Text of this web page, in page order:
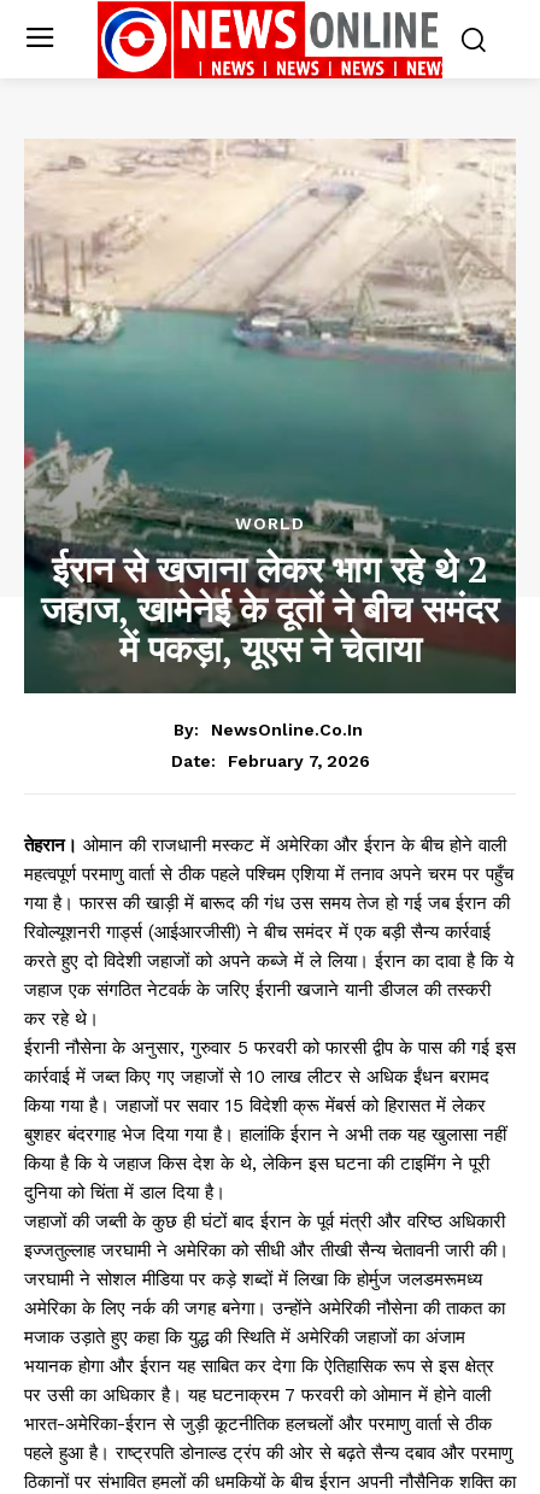
WORLD
ईरान से खजाना लेकर भाग रहे थे 2
जहाज, खामेनेई के दूतों ने बीच समंदर
में पकड़ा, यूएस ने चेताया
By:
NewsOnline.co.in
Date:
February 7, 2026
तेहरान। ओमान की राजधानी मस्कट में अमेरिका और ईरान के बीच होने वाली
महत्वपूर्ण परमाणु वार्ता से ठीक पहले पश्चिम एशिया में तनाव अपने चरम पर पहुँच
गया है। फारस की खाड़ी में बारूद की गंध उस समय तेज हो गई जब ईरान की
रिवोल्यूशनरी गार्ड्स (आईआरजीसी) ने बीच समंदर में एक बड़ी सैन्य कार्रवाई
करते हुए दो विदेशी जहाजों को अपने कब्जे में ले लिया। ईरान का दावा है कि ये
जहाज एक संगठित नेटवर्क के जरिए ईरानी खजाने यानी डीजल की तस्करी
कर रहे थे।
ईरानी नौसेना के अनुसार, गुरुवार 5 फरवरी को फारसी द्वीप के पास की गई इस
कार्रवाई में जब्त किए गए जहाजों से 10 लाख लीटर से अधिक ईंधन बरामद
किया गया है। जहाजों पर सवार 15 विदेशी क्रू मेंबर्स को हिरासत में लेकर
बुशहर बंदरगाह भेज दिया गया है। हालांकि ईरान ने अभी तक यह खुलासा नहीं
किया है कि ये जहाज किस देश के थे, लेकिन इस घटना की टाइमिंग ने पूरी
दुनिया को चिंता में डाल दिया है।
जहाजों की जब्ती के कुछ ही घंटों बाद ईरान के पूर्व मंत्री और वरिष्ठ अधिकारी
इज्जतुल्लाह जरघामी ने अमेरिका को सीधी और तीखी सैन्य चेतावनी जारी की।
जरघामी ने सोशल मीडिया पर कड़े शब्दों में लिखा कि होर्मुज जलडमरूमध्य
अमेरिका के लिए नर्क की जगह बनेगा। उन्होंने अमेरिकी नौसेना की ताकत का
मजाक उड़ाते हुए कहा कि युद्ध की स्थिति में अमेरिकी जहाजों का अंजाम
भयानक होगा और ईरान यह साबित कर देगा कि ऐतिहासिक रूप से इस क्षेत्र
पर उसी का अधिकार है। यह घटनाक्रम 7 फरवरी को ओमान में होने वाली
भारत-अमेरिका-ईरान से जुड़ी कूटनीतिक हलचलों और परमाणु वार्ता से ठीक
पहले हुआ है। राष्ट्रपति डोनाल्ड ट्रंप की ओर से बढ़ते सैन्य दबाव और परमाणु
ठिकानों पर संभावित हमलों की धमकियों के बीच ईरान अपनी नौसैनिक शक्ति का